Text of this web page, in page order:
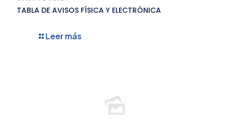
TABLA DE AVISOS FÍSICA Y ELECTRÓNICA
Leer más